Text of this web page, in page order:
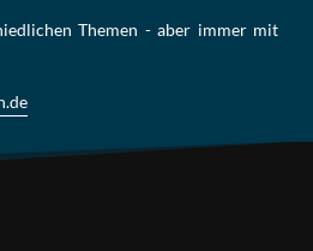
Themen - aber immer mit